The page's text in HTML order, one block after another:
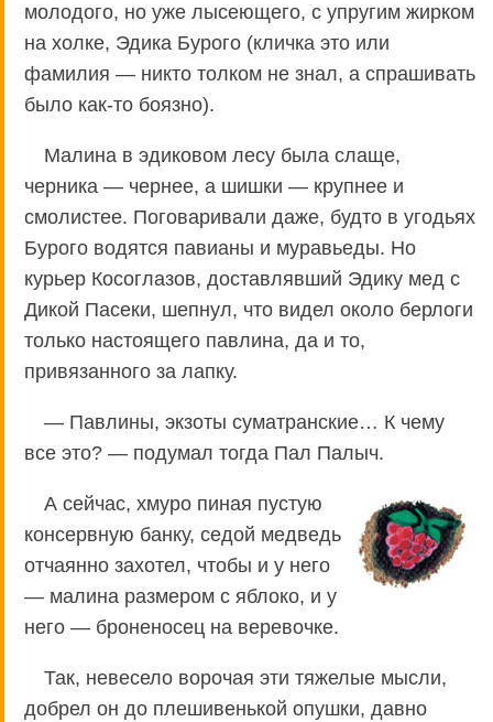
молодого, но уже лысеющего, с упругим жирком
на холке, Эдика Бурого (кличка это или
фамилия — никто толком не знал, а спрашивать
было как-то боязно).
Малина в эдиковом лесу была слаще,
черника — чернее, а шишки — крупнее и
смолистее. Поговаривали даже, будто в угодьях
Бурого водятся павианы и муравьеды. Но
курьер Косоглазов, доставлявший Эдику мед с
Дикой Пасеки, шепнул, что видел около берлоги
только настоящего павлина, да и то,
привязанного за лапку.
— Павлины, экзоты суматранские… К чему
все это? — подумал тогда Пал Палыч.
А сейчас, хмуро пиная пустую
консервную банку, седой медведь
отчаянно захотел, чтобы и у него
— малина размером с яблоко, и у
него — броненосец на веревочке.
Так, невесело ворочая эти тяжелые мысли,
добрел он до плешивенькой опушки, давно